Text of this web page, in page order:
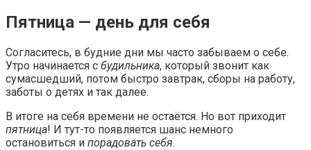
Пятница — день для себя
Согласитесь, в будние дни мы часто забываем о себе.
Утро начинается с будильника, который звонит как
сумасшедший, потом быстро завтрак, сборы на работу,
заботы о детях и так далее.
В итоге на себя времени не остаётся. Но вот приходит
пятница! И тут-то появляется шанс немного
остановиться и порадовать себя.